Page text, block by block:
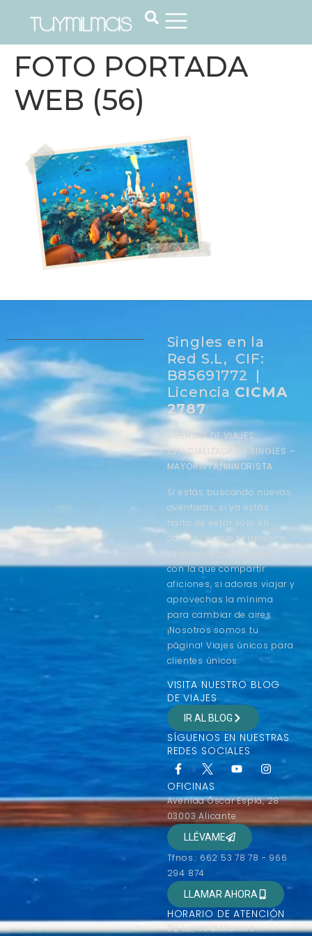
FOTO PORTADA
WEB (56)
Singles en la
Red S.L, CIF:
B85691772 |
Licencia CICMA
2787
AGENCIA DE VIAJES
ESPECIALIZADA EN SINGLES –
MAYORISTA/MINORISTA
Si estás buscando nuevas
aventuras, si ya estás
harto de estar solo en
casa, si lo que te apetece
es conocer gente nueva
con la que compartir
aficiones, si adoras viajar y
aprovechas la mínima
para cambiar de aires
¡Nosotros somos tu
página! Viajes únicos para
clientes únicos.
VISITA NUESTRO BLOG
DE VIAJES
IR AL BLOG
SÍGUENOS EN NUESTRAS
REDES SOCIALES
OFICINAS
Avenida Óscar Esplá, 28
03003 Alicante
LLÉVAME
Tfnos.: 662 53 78 78 - 966
294 874
LLAMAR AHORA
HORARIO DE ATENCIÓN
De Lunes a Viernes